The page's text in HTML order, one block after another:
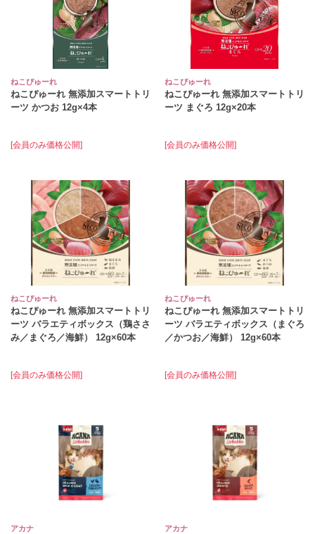
ねこぴゅーれ
ねこぴゅーれ 無添加スマートトリ
ーツ かつお 12g×4本
[会員のみ価格公開]
ねこぴゅーれ
ねこぴゅーれ 無添加スマートトリ
ーツ まぐろ 12g×20本
[会員のみ価格公開]
ねこぴゅーれ
ねこぴゅーれ 無添加スマートトリ
ーツ バラエティボックス（鶏ささ
み／まぐろ／海鮮） 12g×60本
[会員のみ価格公開]
ねこぴゅーれ
ねこぴゅーれ 無添加スマートトリ
ーツ バラエティボックス（まぐろ
／かつお／海鮮） 12g×60本
[会員のみ価格公開]
アカナ アカナ